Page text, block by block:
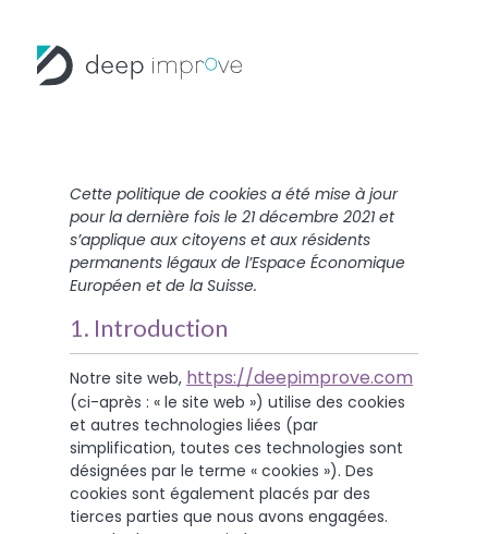
Cette politique de cookies a été mise à jour
pour la dernière fois le 21 décembre 2021 et
s’applique aux citoyens et aux résidents
permanents légaux de l’Espace Économique
Européen et de la Suisse.
1. Introduction
Notre site web, https://deepimprove.com
(ci-après : « le site web ») utilise des cookies
et autres technologies liées (par
simplification, toutes ces technologies sont
désignées par le terme « cookies »). Des
cookies sont également placés par des
tierces parties que nous avons engagées.